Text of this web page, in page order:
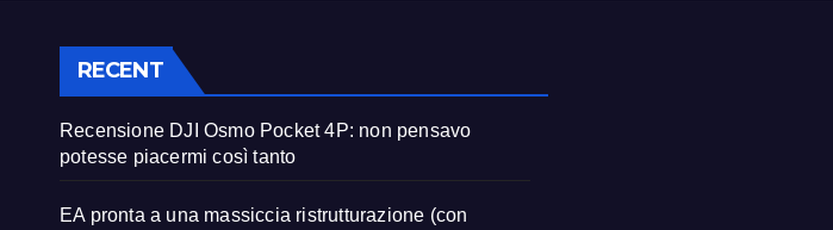
RECENT
Recensione DJI Osmo Pocket 4P: non pensavo
potesse piacermi così tanto
EA pronta a una massiccia ristrutturazione (con